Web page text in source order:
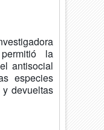
la
antisocial
especies
devueltas